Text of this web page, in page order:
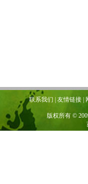
联系我们 | 友情链接 |
版权所有 ©